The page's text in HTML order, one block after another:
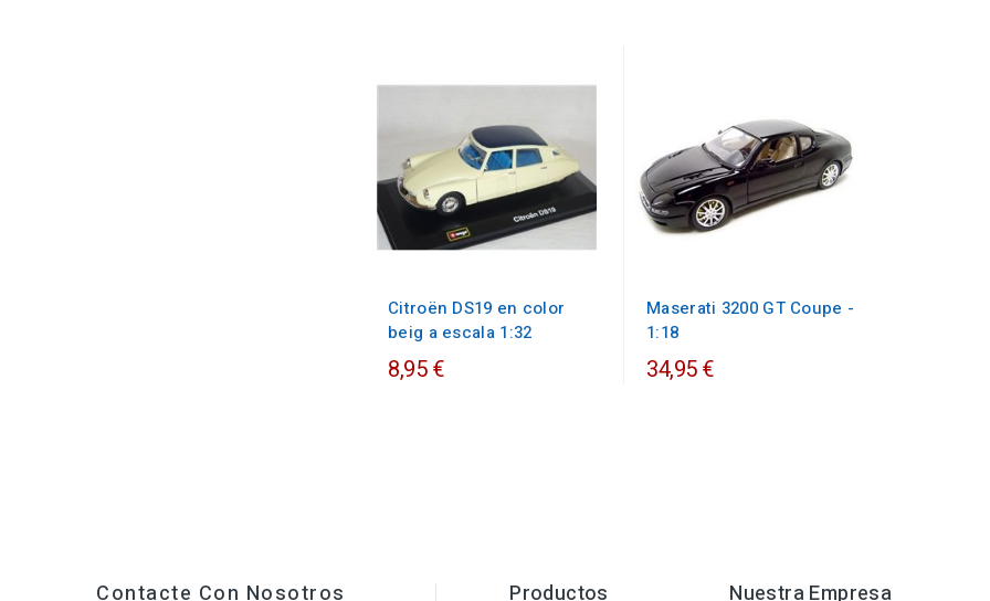
Citroën DS19 en color
beig a escala 1:32
8,95 €
Maserati 3200 GT Coupe -
1:18
34,95 €
Contacte Con Nosotros Productos Nuestra Empresa